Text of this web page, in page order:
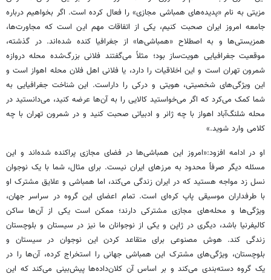
مزیتی به نام «پدیده‌های همباشی مجازی» را فعال کرده است. اگر بخواهیم درباره
جامعه امروز ایران صحبت کنیم، یکی از اتفاقات مهم این است که مجاورت‌ها،
همزیستی‌ها و به اصطلاح «همباشی‌ها» از جغرافیا کنده شده‌اند. در گذشته،
موقعیت جغرافیایی هویت‌ساز بود؛ مثلاً می‌گفتند فلانی بزرگ‌شده محله دروازه
شمرون تهران است و این اخلاقیات را دارد، یا فلانی اهل فلان محله اهواز است و
این ویژگی‌های شخصیتی، هویتی و درکی را داراست. این شناخت جغرافیایی به
شما کمک می‌کرد که اگر می‌خواستید کالایی را به آن‌ها عرضه کنید، می‌دانستید در
محله شلنگ‌آباد اهواز با چه ژانر و ادبیاتی صحبت کنید و در شمرون تهران با چه
کلامی وارد شوید.»
او در ادامه افزود:«امروز این همباشی‌ها در فضای مجازی پراکنده شده‌اند و این
مسئله دیگر صرفاً محدود به مرزهای ایران نیست. برای مثال، شما با یک نوجوان
نسل زد مواجه هستید که در ایران زندگی می‌کند، اما همباشی و علایق مشترک او
با طرفداران موسیقی پاپ کره‌ای است. تمام اعضای این گروه در سراسر جهان،
ویژگی‌ها و محله‌های مجازی مشترکی دارند؛ ممکن است یکی از آن‌ها ساکن
کالیفرنیا باشد، دیگری در ژاپن و یکی از نوجوانان ما نیز در سیستان و بلوچستان
زندگی کند. هوش مصنوعی برای متقاعد کردن این نوجوان در سیستان و
بلوچستان، ویژگی‌های مشترک این همباشی جهانی را استخراج کرده، آن‌ها را در
یک گروه دسته‌بندی می‌کند و بر اساس آن کلان‌داده‌ها پیش‌بینی می‌کند که این